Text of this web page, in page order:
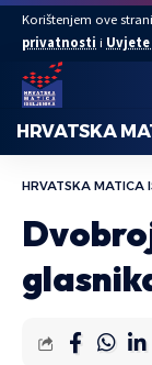
Korištenjem ove
privatnosti i
HRVATSKA
HRVATSKA MATICA